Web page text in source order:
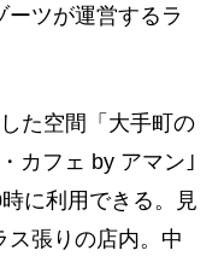
ツが運営するラ
た空間「大手町の
カフェ by アマン｣
に利用できる。見
ス張りの店内。中